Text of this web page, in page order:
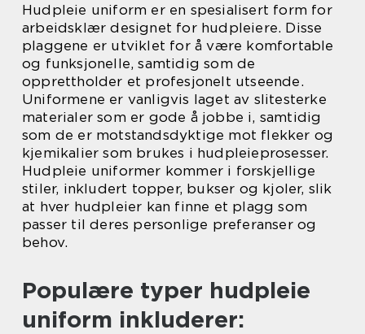
Hudpleie uniform er en spesialisert form for
arbeidsklær designet for hudpleiere. Disse
plaggene er utviklet for å være komfortable
og funksjonelle, samtidig som de
opprettholder et profesjonelt utseende.
Uniformene er vanligvis laget av slitesterke
materialer som er gode å jobbe i, samtidig
som de er motstandsdyktige mot flekker og
kjemikalier som brukes i hudpleieprosesser.
Hudpleie uniformer kommer i forskjellige
stiler, inkludert topper, bukser og kjoler, slik
at hver hudpleier kan finne et plagg som
passer til deres personlige preferanser og
behov.
Populære typer hudpleie
uniform inkluderer: